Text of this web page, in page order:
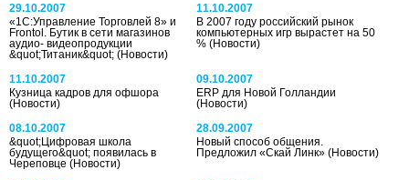
29.10.2007
«1С:Управление Торговлей 8» и
Frontol. Бутик в сети магазинов
аудио- видеопродукции
&quot;Титаник&quot; (Новости)
11.10.2007
В 2007 году российский рынок
компьютерных игр вырастет на 50
%(Новости)
11.10.2007
Кузница кадров для офшора
(Новости)
09.10.2007
ERP для Новой Голландии
(Новости)
08.10.2007
&quot;Цифровая школа
будущего&quot; появилась в
Череповце (Новости)
28.09.2007
Новый способ общения.
Предложил «Скай Линк»(Новости)